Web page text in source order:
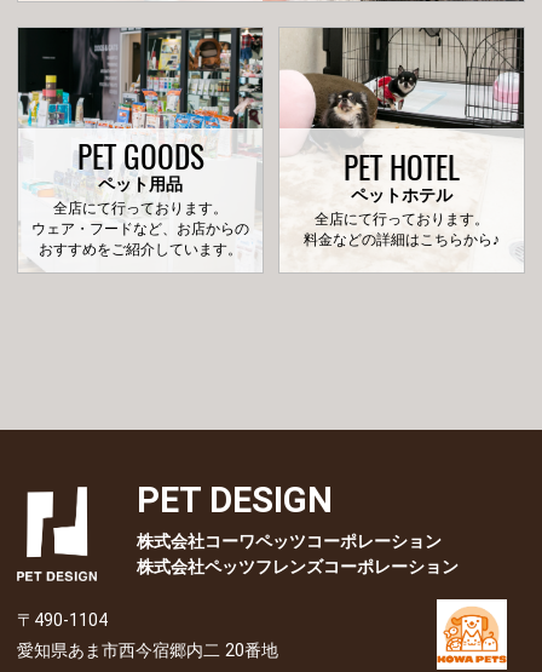
PET GOODS
ペット用品
全店にて行っております。
ウェア・フードなど、お店からの
おすすめをご紹介しています。
PET HOTEL
ペットホテル
全店にて行っております。
料金などの詳細はこちらから♪
PET DESIGN
株式会社コーワペッツコーポレーション
株式会社ペッツフレンズコーポレーション
〒490-1104
愛知県あま市西今宿郷内二 20番地